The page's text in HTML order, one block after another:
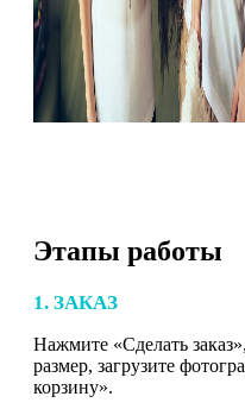
Этапы работы
1. ЗАКАЗ
Нажмите «Сделать
размер, загрузите
корзину».